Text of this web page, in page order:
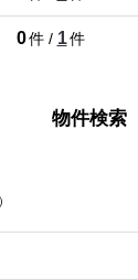
ださい。
0件 / 1件
物件検索